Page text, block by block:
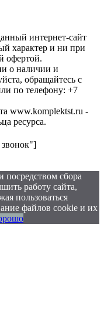
интернет-сайт
характер и ни при
офертой.
о наличии и
обращайтесь с
по телефону: +7
www.komplektst.ru -
ресурса.
звонок"]
посредством сбора
работу сайта,
пользоваться
файлов cookie и их